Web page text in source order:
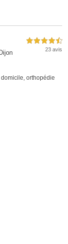
4,5 étoiles sur 5
23 avis
domicile, orthopédie